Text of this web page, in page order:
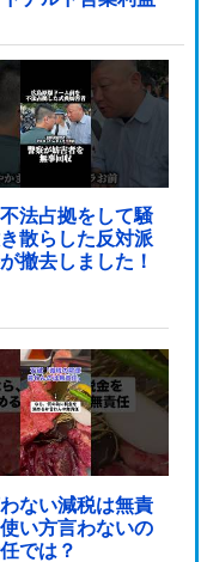
法占拠をして騒
散らした反対派
撤去しました！
ない減税は無責
い方言わないの
では？